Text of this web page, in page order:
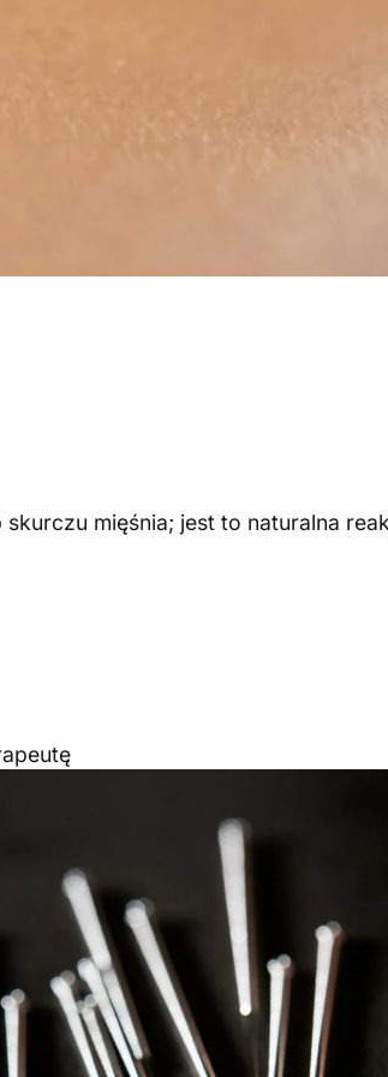
mięśnia; jest to naturalna